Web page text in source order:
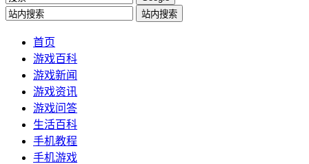
站内搜索
首页
游戏百科
游戏新闻
游戏资讯
游戏问答
生活百科
手机教程
手机游戏